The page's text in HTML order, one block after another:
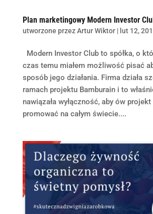
Plan marketingowy Modern Investor
utworzone przezArtur Wiktor| lut 12,
Modern Investor Club to spółka, o
czas temu miałem możliwość pisać
sposób jego działania. Firma działa
ramach projektu Bamburain i to
nawiązała wyłączność, aby ów
promować na całym świecie....